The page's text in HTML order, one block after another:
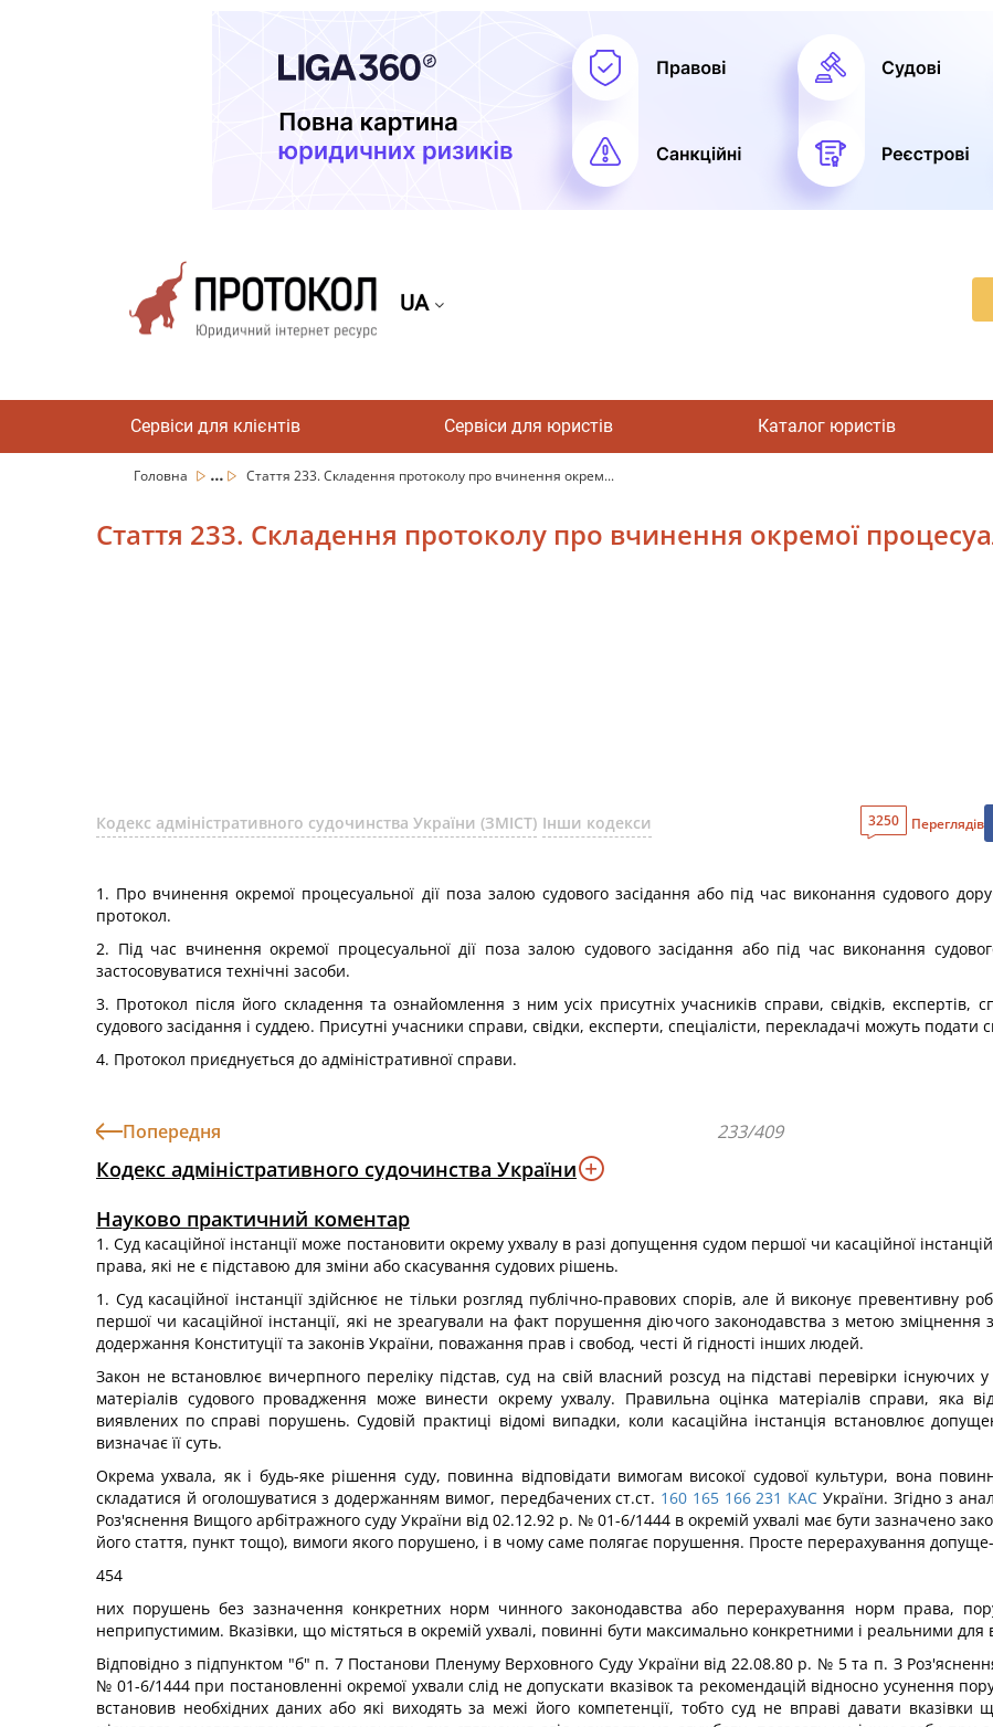
UA
Сервіси для клієнтів Сервіси для юристів Каталог юристів
Головна ... Стаття 233. Складення протоколу про вчинення окрем...
Стаття 233. Складення протоколу про вчинення окремої
Кодекс адміністративного судочинства України (ЗМІСТ) Інши кодекси 3250 Переглядів
1. Про вчинення окремої процесуальної дії поза залою судового засідання або під час виконання судового
протокол.
2. Під час вчинення окремої процесуальної дії поза залою судового засідання або під час виконання
застосовуватися технічні засоби.
3. Протокол після його складення та ознайомлення з ним усіх присутніх учасників справи, свідків, експертів,
судового засідання і суддею. Присутні учасники справи, свідки, експерти, спеціалісти, перекладачі можуть подати
4. Протокол приєднується до адміністративної справи.
Попередня 233/409
Кодекс адміністративного судочинства України
Науково практичний коментар
1. Суд касаційної інстанції може постановити окрему ухвалу в разі допущення судом першої чи касаційної
права, які не є підставою для зміни або скасування судових рішень.
1. Суд касаційної інстанції здійснює не тільки розгляд публічно-правових спорів, але й виконує превентивну
першої чи касаційної інстанції, які не зреагували на факт порушення діючого законодавства з метою зміцнення
додержання Конституції та законів України, поважання прав і свобод, честі й гідності інших людей.
Закон не встановлює вичерпного переліку підстав, суд на свій власний розсуд на підставі перевірки існуючих
матеріалів судового провадження може винести окрему ухвалу. Правильна оцінка матеріалів справи, яка
виявлених по справі порушень. Судовій практиці відомі випадки, коли касаційна інстанція встановлює
визначає її суть.
Окрема ухвала, як і будь-яке рішення суду, повинна відповідати вимогам високої судової культури, вона
складатися й оголошуватися з додержанням вимог, передбачених ст.ст. 160 165 166 231 КАС України. Згідно з
Роз'яснення Вищого арбітражного суду України від 02.12.92 р. № 01-6/1444 в окремій ухвалі має бути зазначено
його стаття, пункт тощо), вимоги якого порушено, і в чому саме полягає порушення. Просте перерахування допуще-
454
них порушень без зазначення конкретних норм чинного законодавства або перерахування норм права,
неприпустимим. Вказівки, що містяться в окремій ухвалі, повинні бути максимально конкретними і реальними для
Відповідно з підпунктом "б" п. 7 Постанови Пленуму Верховного Суду України від 22.08.80 р. № 5 та п. З
№ 01-6/1444 при постановленні окремої ухвали слід не допускати вказівок та рекомендацій відносно усунення
встановив необхідних даних або які виходять за межі його компетенції, тобто суд не вправі давати вказівки